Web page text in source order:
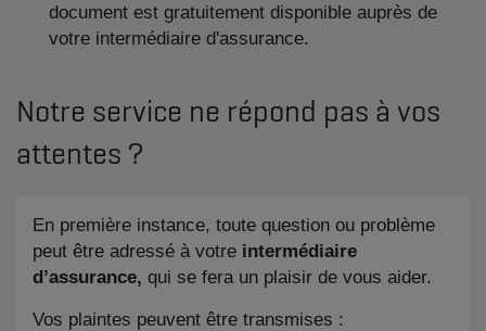
document est gratuitement disponible auprès de
votre intermédiaire d'assurance.
Notre service ne répond pas à vos
attentes ?
En première instance, toute question ou problème
peut être adressé à votre intermédiaire
d’assurance, qui se fera un plaisir de vous aider.
Vos plaintes peuvent être transmises :